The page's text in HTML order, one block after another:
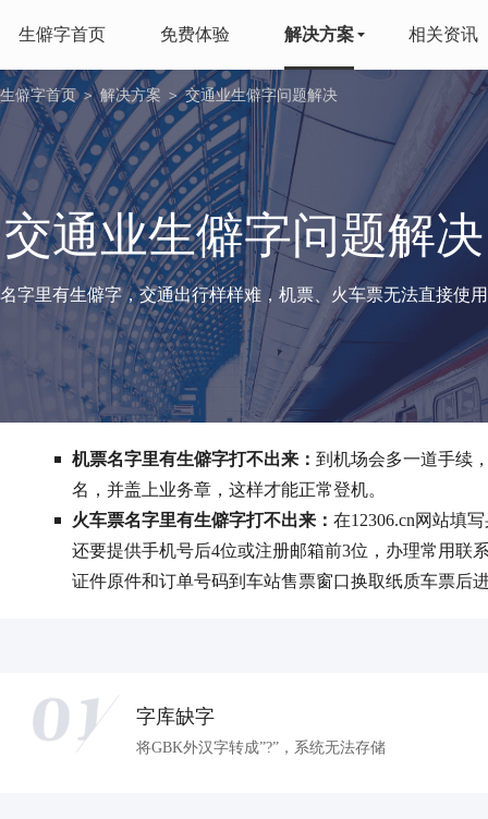
生僻字首页 免费体验 解决方案 相关资讯
生僻字首页 ＞解决方案 ＞ 交通业生僻字问题解决
交通业生僻字问题解决
名字里有生僻字，交通出行样样难，机票、火车票无法直接使用
机票名字里有生僻字打不出来： 到机场会多一道手续
名，并盖上业务章，这样才能正常登机。
火车票名字里有生僻字打不出来： 在12306.cn网站填
还要提供手机号后4位或注册邮箱前3位，办理常用联
证件原件和订单号码到车站售票窗口换取纸质车票后
字库缺字
将GBK外汉字转成”?”，系统无法存储